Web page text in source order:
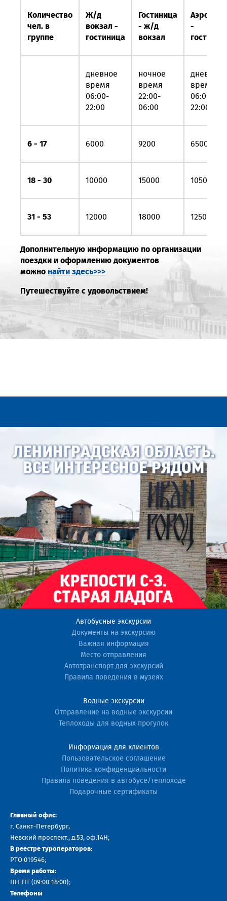
Количество
чел. в
группе
Ж/д
вокзал -
гостиница
Гостиница
- ж/д
вокзал
Аэропорт
-
дневное
время
06:00-
22:00
ночное
время
22:00-
06:00
дневное
время
06:00-
22:00
6 - 17 6000 9200 6500
18 - 30 10000 15000 10500
31 - 53 12000 18000 12500
Дополнительную информацию по организации
поездки и оформлению документов
можно найти здесь>>>
Путешествуйте с удовольствием!
Автобусные экскурсии
Документы на экскурсию
Важная информация
Место отправления
Автотранспорт для экскурсий
Правила поведения в музеях
Водные экскурсии
Отправление на водные экскурсии
Теплоходы для водных прогулок
Информация для клиентов
Пользовательское соглашение
Политика конфиденциальности
Правила поведения в автобусе/теплоходе
Подарочные сертификаты
Главный офис:
г. Санкт-Петербург,
Невский проспект., д.53, оф.14H;
В реестре туроператоров:
РТО 019546;
Время работы:
ПН-ПТ (09:00-18:00);
Телефоны